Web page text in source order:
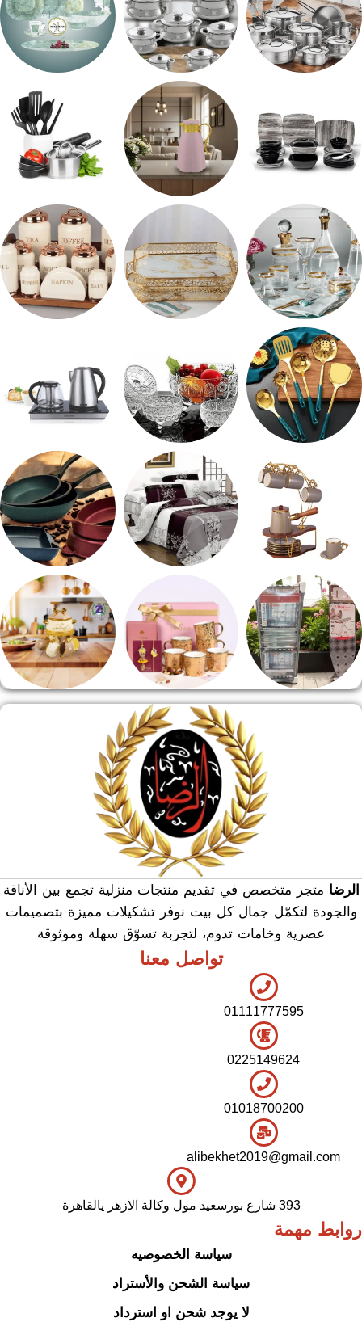
حلل المونيا
طقم ميلامين ترمس شاي رفايع المطبخ
شربات وكاسات
طقم خشاف ادوات كهربائية
طقم قهوه وشاي مقلايه وطاجن
هدايا وسيلفر
01111777595
0225149624
01018700200
الرضا متجر متخصص في تقديم منتجات منزلية تجمع بين الأناقة
والجودة لتكمّل جمال كل بيت نوفر تشكيلات مميزة بتصميمات
عصرية وخامات تدوم، لتجربة تسوّق سهلة وموثوقة
تواصل معنا
روابط مهمة
سياسة الخصوصيه
سياسة الشحن والأستراد
لا يوجد شحن او استرداد
alibekhet2019@gmail.com
393 شارع بورسعيد مول وكالة الازهر يالقاهرة